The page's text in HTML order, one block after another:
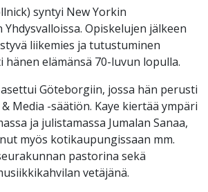
syntyi New Yorkin
Opiskelujen jälkeen
liikemies ja tutustuminen
hänen elämänsä 70-luvun lopulla.
Göteborgiin, jossa hän perusti
Media -säätiön. Kaye kiertää ympäri
ja julistamassa Jumalan Sanaa,
myös kotikaupungissaan mm.
pastorina sekä
vetäjänä.